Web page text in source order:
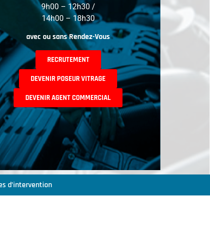
9h00 – 12h30 /
14h00 – 18h30
avec ou sans Rendez-Vous
RECRUTEMENT
DEVENIR POSEUR VITRAGE
DEVENIR AGENT COMMERCIAL
d’intervention